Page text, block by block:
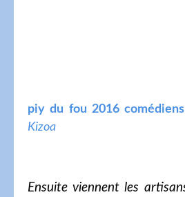
piy du fou 2016 comédiens
Kizoa
Ensuite viennent les